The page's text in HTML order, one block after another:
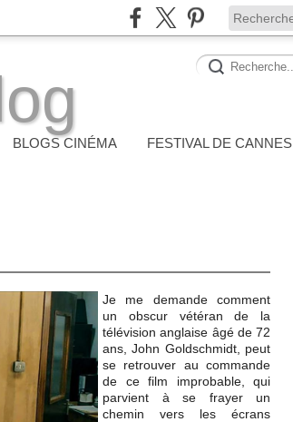
BLOGS CINÉMA FESTIVAL DE CANNES
Je me demande comment
un obscur vétéran de la
télévision anglaise âgé de 72
ans, John Goldschmidt, peut
se retrouver au commande
de ce film improbable, qui
parvient à se frayer un
chemin vers les écrans